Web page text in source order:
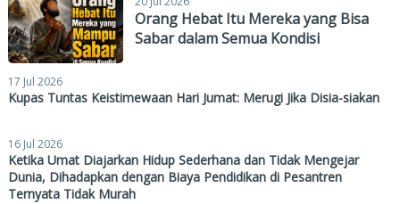
Orang Hebat Itu Mereka yang Bisa
Sabar dalam Semua Kondisi
17 Jul 2026
Kupas Tuntas Keistimewaan Hari Jumat: Merugi Jika Disia-siakan
16 Jul 2026
Ketika Umat Diajarkan Hidup Sederhana dan Tidak Mengejar
Dunia, Dihadapkan dengan Biaya Pendidikan di Pesantren
Ternyata Tidak Murah